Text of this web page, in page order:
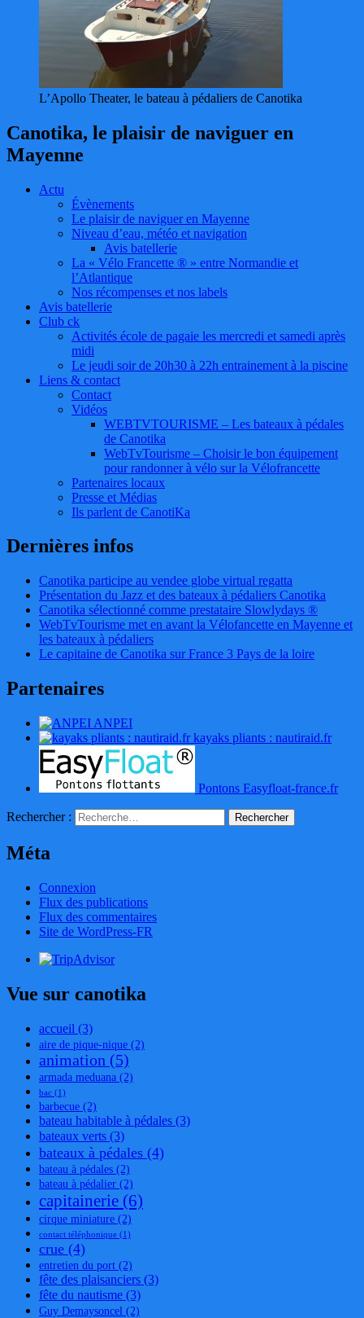
L’Apollo Theater, le bateau à pédaliers de Canotika
Canotika, le plaisir de naviguer en
Mayenne
Actu
Évènements
Le plaisir de naviguer en Mayenne
Niveau d’eau, météo et navigation
Avis batellerie
La « Vélo Francette ® » entre Normandie et
l’Atlantique
Nos récompenses et nos labels
Avis batellerie
Club ck
Activités école de pagaie les mercredi et samedi après
midi
Le jeudi soir de 20h30 à 22h entrainement à la piscine
Liens & contact
Contact
Vidéos
WEBTVTOURISME – Les bateaux à pédales
de Canotika
WebTvTourisme – Choisir le bon équipement
pour randonner à vélo sur la Vélofrancette
Partenaires locaux
Presse et Médias
Ils parlent de CanotiKa
Dernières infos
Canotika participe au vendee globe virtual regatta
Présentation du Jazz et des bateaux à pédaliers Canotika
Canotika sélectionné comme prestataire Slowlydays ®
WebTvTourisme met en avant la Vélofancette en Mayenne et
les bateaux à pédaliers
Le capitaine de Canotika sur France 3 Pays de la loire
Partenaires
ANPEI
kayaks pliants : nautiraid.fr
Pontons Easyfloat-france.fr
Rechercher :
Méta
Connexion
Flux des publications
Flux des commentaires
Site de WordPress-FR
Vue sur canotika
accueil (3)
aire de pique-nique (2)
animation (5)
armada meduana (2)
bac (1)
barbecue (2)
bateau habitable à pédales (3)
bateaux verts (3)
bateaux à pédales (4)
bateau à pédales (2)
bateau à pédalier (2)
capitainerie (6)
cirque miniature (2)
contact téléphonique (1)
crue (4)
entretien du port (2)
fête des plaisanciers (3)
fête du nautisme (3)
Guy Demaysoncel (2)